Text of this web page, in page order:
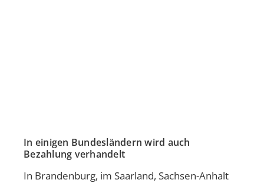
In einigen Bundesländern wird auch
Bezahlung verhandelt
In Brandenburg, im Saarland, Sachsen-Anhalt